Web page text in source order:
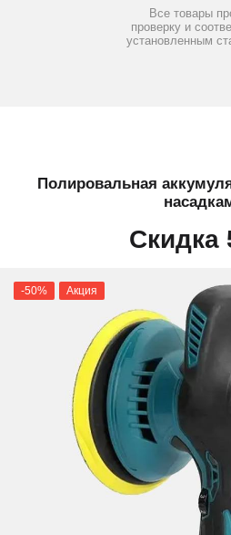
Все товары
проверку и
установленным
Полировальная
Скидка
-50% Акция